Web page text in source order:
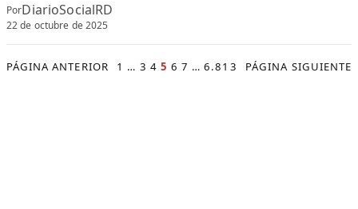
PorDiarioSocialRD
22 de octubre de 2025
PÁGINA ANTERIOR 1 … 3 4 5 6 7 … 6.813 PÁGINA SIGUIENTE